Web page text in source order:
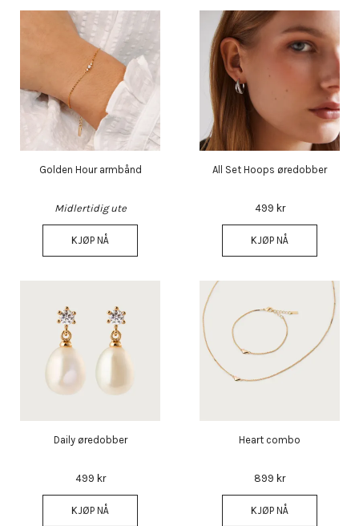
Golden Hour armbånd
Midlertidig ute
KJØP NÅ
All Set Hoops øredobber
499 kr
KJØP NÅ
Daily øredobber
499 kr
KJØP NÅ
Heart combo
899 kr
KJØP NÅ